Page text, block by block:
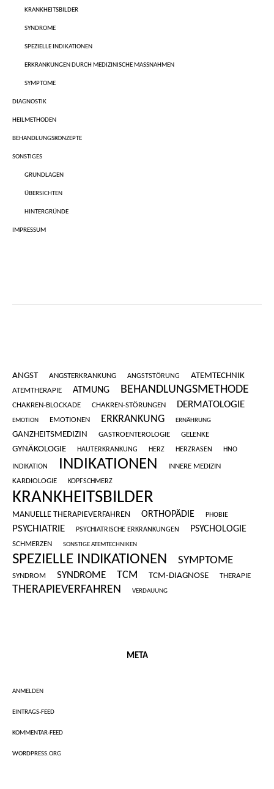
KRANKHEITSBILDER
SYNDROME
SPEZIELLE INDIKATIONEN
ERKRANKUNGEN DURCH MEDIZINISCHE MASSNAHMEN
SYMPTOME
DIAGNOSTIK
HEILMETHODEN
BEHANDLUNGSKONZEPTE
SONSTIGES
GRUNDLAGEN
ÜBERSICHTEN
HINTERGRÜNDE
IMPRESSUM
ANGST ANGSTERKRANKUNG ANGSTSTÖRUNG ATEMTECHNIK
ATEMTHERAPIE ATMUNG BEHANDLUNGSMETHODE
CHAKREN-BLOCKADE CHAKREN-STÖRUNGEN DERMATOLOGIE
EMOTION EMOTIONEN ERKRANKUNG ERNÄHRUNG
GANZHEITSMEDIZIN GASTROENTEROLOGIE GELENKE
GYNÄKOLOGIE HAUTERKRANKUNG HERZ HERZRASEN HNO
INDIKATION INDIKATIONEN
INNERE MEDIZIN
KARDIOLOGIE
KOPFSCHMERZ
KRANKHEITSBILDER
MANUELLE THERAPIEVERFAHREN ORTHOPÄDIE PHOBIE
PSYCHIATRIE PSYCHIATRISCHE ERKRANKUNGEN PSYCHOLOGIE
SCHMERZEN SONSTIGE ATEMTECHNIKEN
SPEZIELLE INDIKATIONEN SYMPTOME
SYNDROM SYNDROME TCM TCM-DIAGNOSE THERAPIE
THERAPIEVERFAHREN VERDAUUNG
META
ANMELDEN
EINTRAGS-FEED
KOMMENTAR-FEED
WORDPRESS.ORG